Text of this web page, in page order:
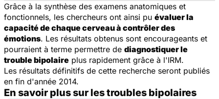
Grâce à la synthèse des examens anatomiques et
fonctionnels, les chercheurs ont ainsi pu évaluer la
capacité de chaque cerveau à contrôler des
émotions. Les résultats obtenus sont encourageants et
pourraient à terme permettre de diagnostiquer le
trouble bipolaire plus rapidement grâce à l'IRM.
Les résultats définitifs de cette recherche seront publiés
en fin d'année 2014.
En savoir plus sur les troubles bipolaires